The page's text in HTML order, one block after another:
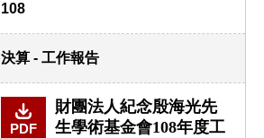
108
決算 - 工作報告
PDF
財團法人紀念殷海光先
生學術基金會108年度工